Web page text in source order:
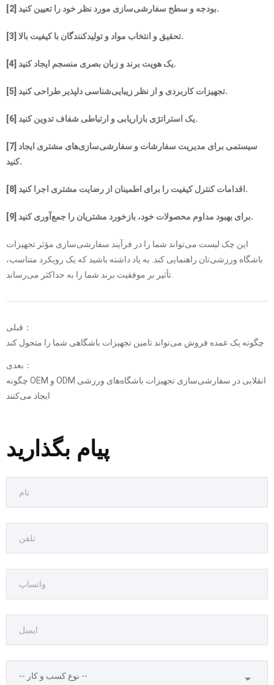
[2] بودجه و سطح سفارشی‌سازی مورد نظر خود را تعیین کنید.
[3] تحقیق و انتخاب مواد و تولیدکنندگان با کیفیت بالا.
[4] یک هویت برند و زبان بصری منسجم ایجاد کنید.
[5] تجهیزات کاربردی و از نظر زیبایی‌شناسی دلپذیر طراحی کنید.
[6] یک استراتژی بازاریابی و ارتباطی شفاف تدوین کنید.
[7] سیستمی برای مدیریت سفارشات و سفارشی‌سازی‌های مشتری ایجاد
کنید.
[8] اقدامات کنترل کیفیت را برای اطمینان از رضایت مشتری اجرا کنید.
[9] برای بهبود مداوم محصولات خود، بازخورد مشتریان را جمع‌آوری کنید.
این چک لیست می‌تواند شما را در فرآیند سفارشی‌سازی مؤثر تجهیزات
باشگاه ورزشی‌تان راهنمایی کند. به یاد داشته باشید که یک رویکرد متناسب،
تأثیر بر موفقیت برند شما را به حداکثر می‌رساند.
قبلی：
چگونه یک عمده فروش می‌تواند تامین تجهیزات باشگاهی شما را متحول کند
بعدی：
چگونه OEM و ODM انقلابی در سفارشی‌سازی تجهیزات باشگاه‌های ورزشی
ایجاد می‌کنند
پیام بگذارید